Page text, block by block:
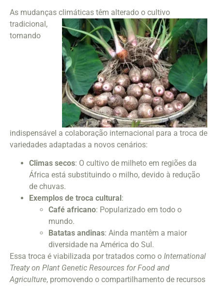
As mudanças climáticas têm alterado o cultivo
tradicional,
tornando
indispensável a colaboração internacional para a troca de
variedades adaptadas a novos cenários:
Climas secos: O cultivo de milheto em regiões da
África está substituindo o milho, devido à redução
de chuvas.
Exemplos de troca cultural :
Café africano: Popularizado em todo o
mundo.
Batatas andinas: Ainda mantêm a maior
diversidade na América do Sul.
Essa troca é viabilizada por tratados como o International
Treaty on Plant Genetic Resources for Food and
Agriculture, promovendo o compartilhamento de recursos